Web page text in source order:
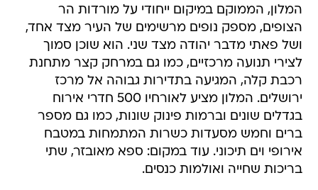
המלון, הממוקם במיקום ייחודי על מורדות הר
הצופים, מספק נופים מרשימים של העיר מצד אחד,
ושל פאתי מדבר יהודה מצד שני. הוא שוכן סמוך
לצירי תנועה מרכזיים, כמו גם במרחק קצר מתחנת
רכבת קלה, המגיעה בתדירות גבוהה אל מרכז
ירושלים. המלון מציע לאורחיו 500 חדרי אירוח
בגדלים שונים וברמות פינוק שונות, כמו גם מספר
ברים וחמש מסעדות כשרות המתמחות במטבח
אירופי וים תיכוני. עוד במקום: ספא מאובזר, שתי
בריכות שחייה ואולמות כנסים.